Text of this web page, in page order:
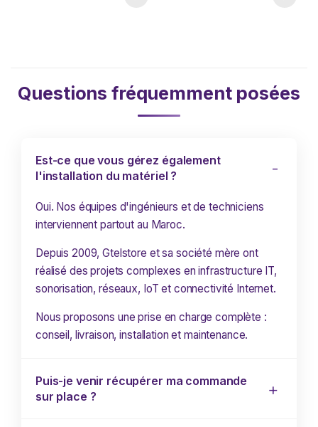
Questions fréquemment posées
Est-ce que vous gérez également
l'installation du matériel ?
Oui. Nos équipes d'ingénieurs et de techniciens
interviennent partout au Maroc.
Depuis 2009, Gtelstore et sa société mère ont
réalisé des projets complexes en infrastructure IT,
sonorisation, réseaux, IoT et connectivité Internet.
Nous proposons une prise en charge complète :
conseil, livraison, installation et maintenance.
Puis-je venir récupérer ma commande
sur place ?